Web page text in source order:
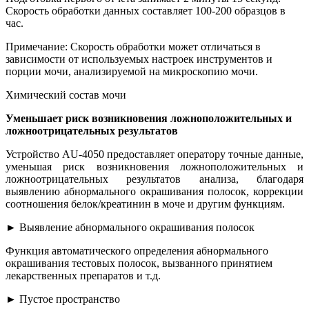
Скорость обработки данных составляет 100-200 образцов в
час.
Примечание: Скорость обработки может отличаться в
зависимости от используемых настроек инструментов и
порции мочи, анализируемой на микроскопию мочи.
Химический состав мочи
Уменьшает риск возникновения ложноположительных и
ложноотрицательных результатов
Устройство AU-4050 предоставляет оператору точные данные,
уменьшая риск возникновения ложноположительных и
ложноотрицательных результатов анализа, благодаря
выявлению абнормального окрашивания полосок, коррекции
соотношения белок/креатинин в моче и другим функциям.
► Выявление абнормального окрашивания полосок
Функция автоматического определения абнормального
окрашивания тестовых полосок, вызванного принятием
лекарственных препаратов и т.д.
► Пустое пространство